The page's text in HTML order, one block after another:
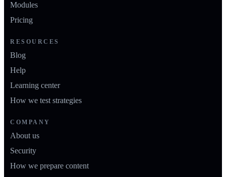
Modules
Pricing
RESOURCES
Blog
Help
Learning center
How we test strategies
COMPANY
About us
Security
How we prepare content